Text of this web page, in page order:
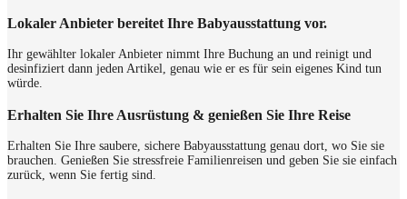
Lokaler Anbieter bereitet Ihre Babyausstattung vor.
Ihr gewählter lokaler Anbieter nimmt Ihre Buchung an und reinigt und
desinfiziert dann jeden Artikel, genau wie er es für sein eigenes Kind tun
würde.
Erhalten Sie Ihre Ausrüstung & genießen Sie Ihre Reise
Erhalten Sie Ihre saubere, sichere Babyausstattung genau dort, wo Sie sie
brauchen. Genießen Sie stressfreie Familienreisen und geben Sie sie einfach
zurück, wenn Sie fertig sind.